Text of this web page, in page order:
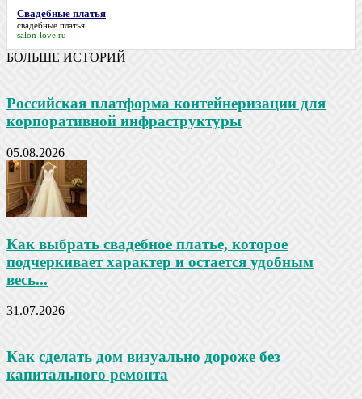
Свадебные платья
свадебные платья
salon-love.ru
БОЛЬШЕ ИСТОРИЙ
Российская платформа контейнеризации для
корпоративной инфраструктуры
05.08.2026
Как выбрать свадебное платье, которое
подчеркивает характер и остается удобным
весь...
31.07.2026
Как сделать дом визуально дороже без
капитального ремонта